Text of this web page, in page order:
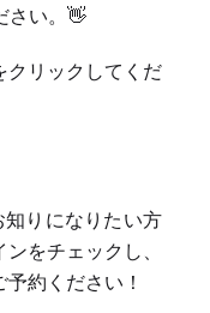
さい。👋
クリックしてくだ
りになりたい方
をチェックし、
約ください！